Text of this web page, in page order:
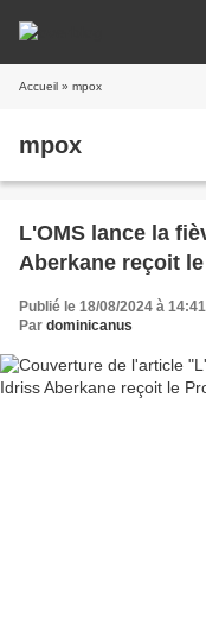
Accueil » mpox
mpox
L'OMS lance la
Aberkane reçoit
Publié le 18/08/2024 à 14:41
Par dominicanus